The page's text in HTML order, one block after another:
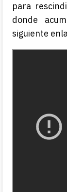
para
donde
siguiente